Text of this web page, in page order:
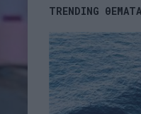
TRENDING ΘΕΜΑΤΑ